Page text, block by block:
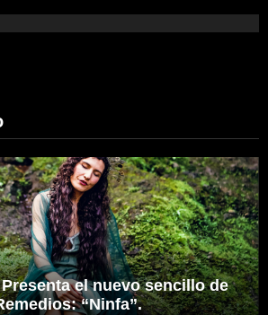
el nuevo sencillo de
“Ninfa”.